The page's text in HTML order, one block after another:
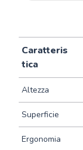
Caratteris
tica
Altezza
Superficie
Ergonomia